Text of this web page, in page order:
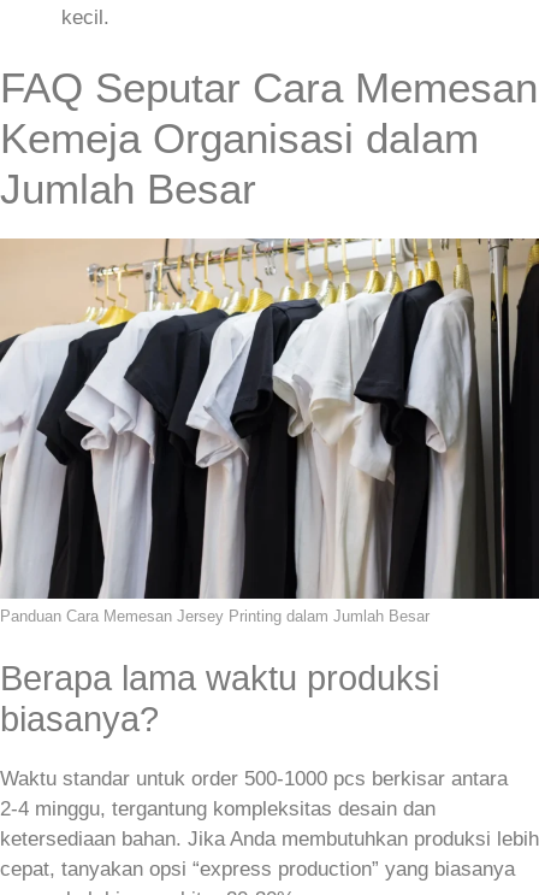
kecil.
FAQ Seputar Cara Memesan
Kemeja Organisasi dalam
Jumlah Besar
Panduan Cara Memesan Jersey Printing dalam Jumlah Besar
Berapa lama waktu produksi
biasanya?
Waktu standar untuk order 500‑1000 pcs berkisar antara
2‑4 minggu, tergantung kompleksitas desain dan
ketersediaan bahan. Jika Anda membutuhkan produksi lebih
cepat, tanyakan opsi “express production” yang biasanya